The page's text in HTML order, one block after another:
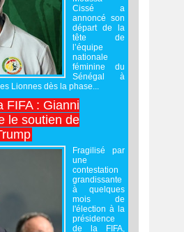
Cissé a
annoncé son
départ de la
tête de
l’équipe
nationale
féminine du
Sénégal à
Lionnes dès la phase...
FIFA : Gianni
le soutien de
Fragilisé par
une
contestation
grandissante
à quelques
mois de
l'élection à la
présidence
de la FIFA,